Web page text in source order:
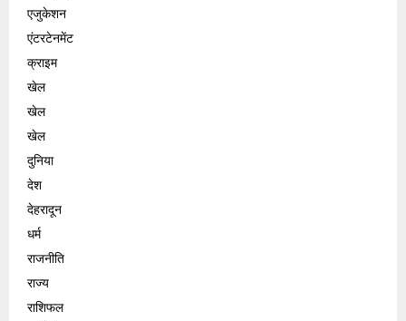
एजुकेशन
एंटरटेनमेंट
क्राइम
खेल
खेल
खेल
दुनिया
देश
देहरादून
धर्म
राजनीति
राज्य
राशिफल